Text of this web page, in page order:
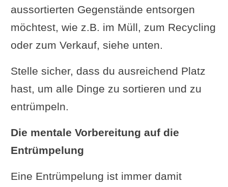
aussortierten Gegenstände entsorgen
möchtest, wie z.B. im Müll, zum Recycling
oder zum Verkauf, siehe unten.
Stelle sicher, dass du ausreichend Platz
hast, um alle Dinge zu sortieren und zu
entrümpeln.
Die mentale Vorbereitung auf die
Entrümpelung
Eine Entrümpelung ist immer damit